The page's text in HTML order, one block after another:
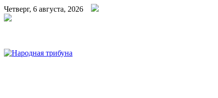
Четверг, 6 августа, 2026